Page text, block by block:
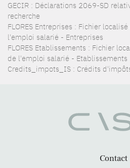
GECIR : Déclarations 2069-SD
recherche
FLORES Entreprises : Fichier
l'emploi salarié - Entreprises
FLORES Etablissements : Fichier
de l'emploi salarié - Etablissements
Credits_impots_IS : Crédits
Contact